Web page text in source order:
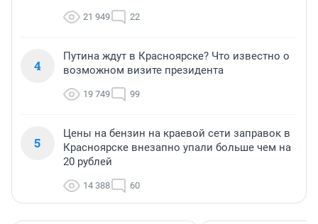
21 949 22
4
Путина ждут в Красноярске? Что известно о
возможном визите президента
19 749 99
5
Цены на бензин на краевой сети заправок в
Красноярске внезапно упали больше чем на
20 рублей
14 388 60